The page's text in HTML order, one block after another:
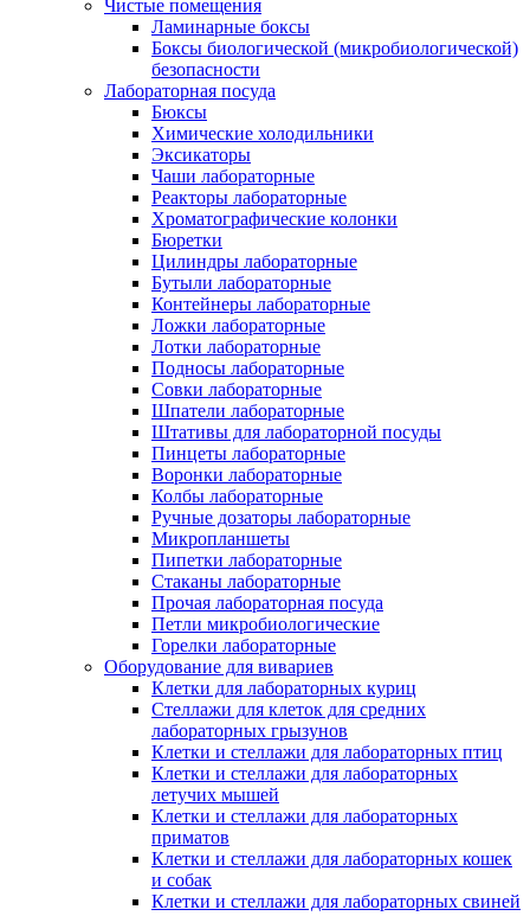
Чистые помещения
Ламинарные боксы
Боксы биологической (микробиологической)
безопасности
Лабораторная посуда
Бюксы
Химические холодильники
Эксикаторы
Чаши лабораторные
Реакторы лабораторные
Хроматографические колонки
Бюретки
Цилиндры лабораторные
Бутыли лабораторные
Контейнеры лабораторные
Ложки лабораторные
Лотки лабораторные
Подносы лабораторные
Совки лабораторные
Шпатели лабораторные
Штативы для лабораторной посуды
Пинцеты лабораторные
Воронки лабораторные
Колбы лабораторные
Ручные дозаторы лабораторные
Микропланшеты
Пипетки лабораторные
Стаканы лабораторные
Прочая лабораторная посуда
Петли микробиологические
Горелки лабораторные
Оборудование для вивариев
Клетки для лабораторных куриц
Стеллажи для клеток для средних
лабораторных грызунов
Клетки и стеллажи для лабораторных птиц
Клетки и стеллажи для лабораторных
летучих мышей
Клетки и стеллажи для лабораторных
приматов
Клетки и стеллажи для лабораторных кошек
и собак
Клетки и стеллажи для лабораторных свиней